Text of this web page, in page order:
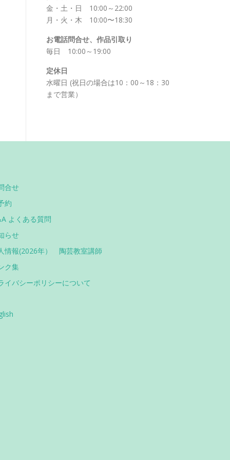
金・土・日 10:00～22:00
月・火・木 10:00〜18:30
お電話問合せ、作品引取り
毎日 10:00～19:00
定休日
水曜日 (祝日の場合は10：00～18：30
まで営業）
合せ
約
よくある質問
らせ
情報(2026年） 陶芸教室講師
ク集
イバシーポリシーについて